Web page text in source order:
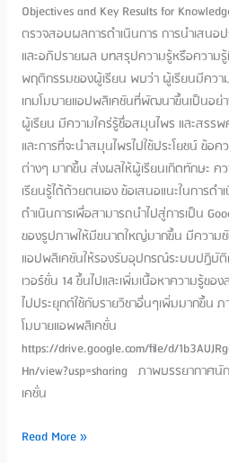
Objectives and Key Results for
ตรวจสอบผลการดำเนินการ การนำเสนอ
และอภิปรายผล บทสรุปความรู้หรือควา
พฤติกรรมของผู้เรียน พบว่า ผู้เรียนมีควา
เกมโมบายแอปพลิเคชันที่พัฒนาขึ้นเป็นอย่
ผู้เรียน มีความใคร่รู้ชื่อสมุนไพร และสรร
และการที่จะนำสมุนไพรไปใช้ประโยชน์ ข้อค
ต่างๆ มากขึ้น ส่งผลให้ผู้เรียนเกิดทักษะ คว
เรียนรู้ได้ด้วยตนเอง ข้อเสนอแนะในการด
ดำเนินการเพื่อสามารถนำไปสู่การเป็
ของรูปภาพให้มีขนาดใหญ่มากขึ้น มีความ
แอปพลิเคชันให้รองรับอุปกรณ์ระบบปฏิบั
เวอร์ชั่น 14 ขึ้นไปและเพิ่มเนื้อหาความรู้ข
ไปประยุกต์ใช้กับรายวิชาอื่นๆเพิ่มมากขึ้น
โมบายแอพพลิเคชั่น
https://drive.google.com/file/d/
Hn/view?usp=sharing ภาพบรรยากาศนั
เคชั่น
Read More »